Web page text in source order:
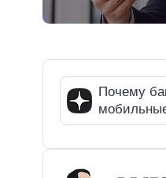
Почему